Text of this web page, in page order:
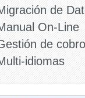
de
On-Line
de
idiomas